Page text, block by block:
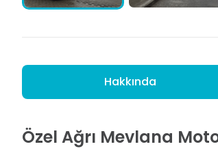
Hakkında
Özel Ağrı Mevlana